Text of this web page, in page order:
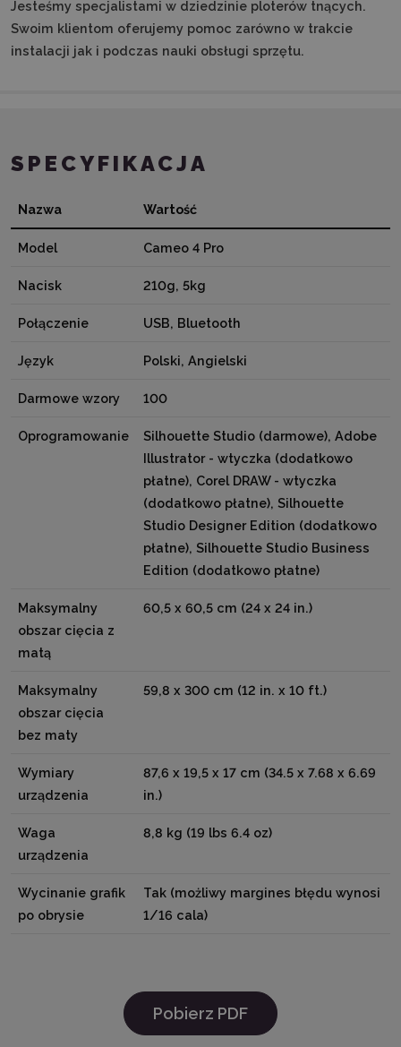
Jesteśmy specjalistami w dziedzinie ploterów tnących.
Swoim klientom oferujemy pomoc zarówno w trakcie
instalacji jak i podczas nauki obsługi sprzętu.
SPECYFIKACJA
Nazwa Wartość
Model Cameo 4 Pro
Nacisk 210g, 5kg
Połączenie USB, Bluetooth
Język Polski, Angielski
Darmowe wzory 100
Oprogramowanie
Silhouette Studio (darmowe), Adobe
Illustrator - wtyczka (dodatkowo
płatne), Corel DRAW - wtyczka
(dodatkowo płatne), Silhouette
Studio Designer Edition (dodatkowo
płatne), Silhouette Studio Business
Edition (dodatkowo płatne)
Maksymalny
obszar cięcia z
matą
60,5 x 60,5 cm (24 x 24 in.)
Maksymalny
obszar cięcia
bez maty
59,8 x 300 cm (12 in. x 10 ft.)
Wymiary
urządzenia
87,6 x 19,5 x 17 cm (34.5 x 7.68 x 6.69
in.)
Waga
urządzenia
8,8 kg (19 lbs 6.4 oz)
Wycinanie grafik
po obrysie
Tak (możliwy margines błędu wynosi
1/16 cala)
Pobierz PDF